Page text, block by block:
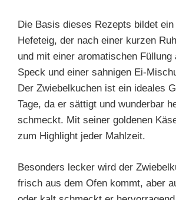
Die Basis dieses Rezepts bildet
Hefeteig, der nach einer kurzen
und mit einer aromatischen Füllung
Speck und einer sahnigen Ei-
Der Zwiebelkuchen ist ein ideales
Tage, da er sättigt und wunderbar
schmeckt. Mit seiner goldenen
zum Highlight jeder Mahlzeit.
Besonders lecker wird der
frisch aus dem Ofen kommt, aber